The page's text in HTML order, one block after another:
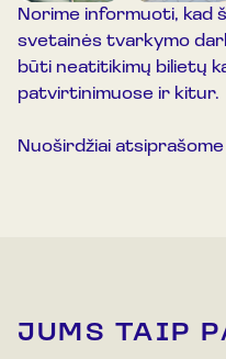
Norime informuoti, kad
svetainės tvarkymo
būti neatitikimų bilietų
patvirtinimuose ir kitur.
Nuoširdžiai
JUMS TAIP